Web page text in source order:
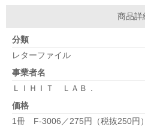
商品詳
分類
レターファイル
事業者名
ＬＩＨＩＴ ＬＡＢ．
価格
1冊 F-3006／275円（税抜250円